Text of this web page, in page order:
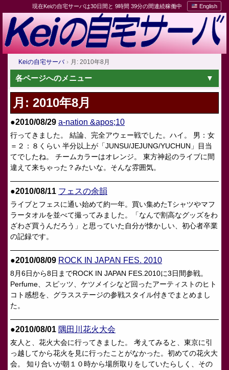
現在Keiの自宅サーバは30日間と 9時間 39分の間連続稼働中 English
Keiの自宅サーバ 月: 2010年8月
各ページへのメニュー
月: 2010年8月
●2010/08/29 a-nation &apos;10
行ってきました。 結論、完全アウェー戦でした。ハイ。 男：女
＝２：８くらい 半分以上が「JUNSU/JEJUNG/YUCHUN」目当
てでしたね。 チームカラーはオレンジ。 東方神起のライブに間
違えて来ちゃった？みたいな。そんな雰囲気。
●2010/08/11 フェスの余韻
ライブとフェスに通い始めて約一年。買い集めたTシャツやマフ
ラータオルを並べて撮ってみました。「なんで割高なグッズをわ
ざわざ買うんだろう」と思っていた自分が懐かしい、初心者卒業
の記録です。
●2010/08/09 ROCK IN JAPAN FES. 2010
8月6日から8日までROCK IN JAPAN FES.2010に3日間参戦。
Perfume、スピッツ、ケツメイシなど回ったアーティストのヒト
コト感想を、グラスステージの参戦スタイル付きでまとめまし
た。
●2010/08/01 隅田川花火大会
友人と、花火大会に行ってきました。 考えてみると、東京に引
っ越してから花火を見に行ったことがなかった。初めての花火大
会。 知り合いが朝１０時から場所取りをしていたらしく、その